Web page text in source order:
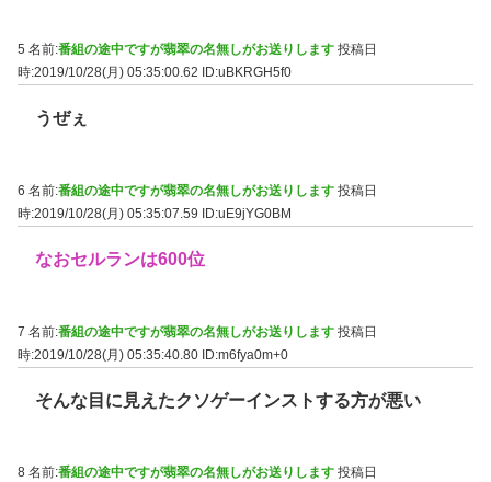
5 名前:番組の途中ですが翡翠の名無しがお送りします 投稿日
時:2019/10/28(月) 05:35:00.62
ID:uBKRGH5f0
うぜぇ
6 名前:番組の途中ですが翡翠の名無しがお送りします 投稿日
時:2019/10/28(月) 05:35:07.59
ID:uE9jYG0BM
なおセルランは600位
7 名前:番組の途中ですが翡翠の名無しがお送りします 投稿日
時:2019/10/28(月) 05:35:40.80 ID:m6fya0m+0
そんな目に見えたクソゲーインストする方が悪い
8 名前:番組の途中ですが翡翠の名無しがお送りします 投稿日